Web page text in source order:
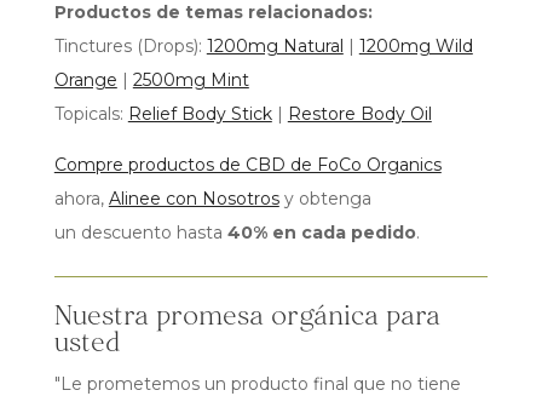
Productos de temas relacionados:
Tinctures (Drops): 1200mg Natural | 1200mg Wild
Orange | 2500mg Mint
Topicals: Relief Body Stick| Restore Body Oil
Compre productos de CBD de FoCo Organics
ahora, Alinee con Nosotrosy obtenga
un descuento hasta 40% en cada pedido.
Nuestra promesa orgánica para
usted
"Le prometemos un producto final que no tiene